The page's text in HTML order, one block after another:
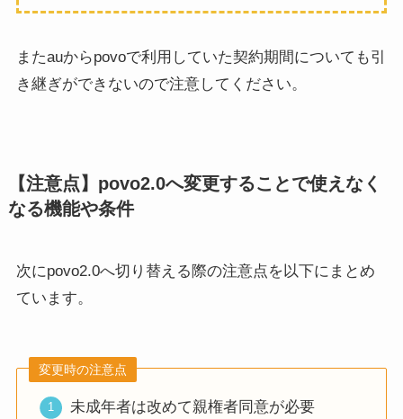
またauからpovoで利用していた契約期間についても引
き継ぎができないので注意してください。
【注意点】povo2.0へ変更することで使えなく
なる機能や条件
次にpovo2.0へ切り替える際の注意点を以下にまとめ
ています。
変更時の注意点
未成年者は改めて親権者同意が必要